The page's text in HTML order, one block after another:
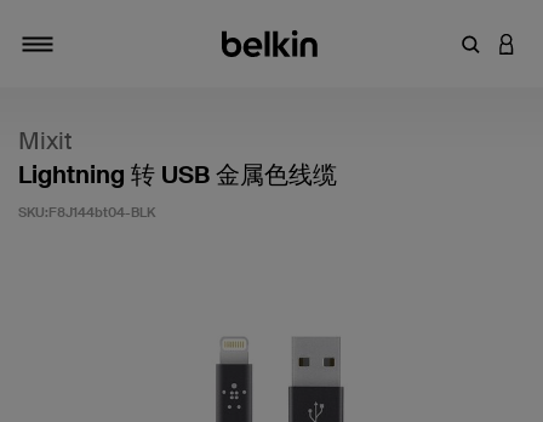
输入关键
登录
Mixit
Lightning 转 USB 金属色线缆
SKU:F8J144bt04-BLK